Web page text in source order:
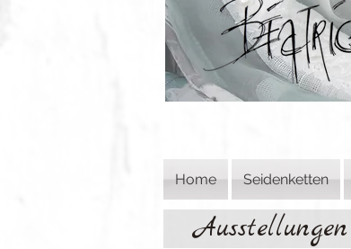
Home Seidenketten
Ausstellungen